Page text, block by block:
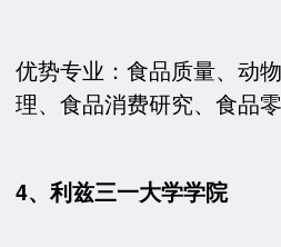
优势专业：食品质量、动
理、食品消费研究、食品
4、利兹三一大学学院